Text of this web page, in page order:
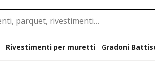
Rivestimenti per muretti